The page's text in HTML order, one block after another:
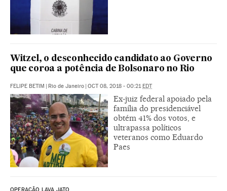
Witzel, o desconhecido candidato ao Governo
que coroa a potência de Bolsonaro no Rio
FELIPE BETIM | Rio de Janeiro | OCT 08, 2018 - 00:21EDT
Ex-juiz federal apoiado pela
família do presidenciável
obtém 41% dos votos, e
ultrapassa políticos
veteranos como Eduardo
Paes